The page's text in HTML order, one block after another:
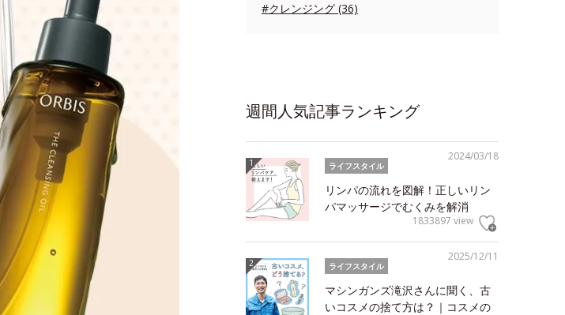
#クレンジング (36)
週間人気記事ランキング
2024/03/18
ライフスタイル
リンパの流れを図解！正しいリン
パマッサージでむくみを解消
1833897 view
2025/12/11
ライフスタイル
マシンガンズ滝沢さんに聞く、古
いコスメの捨て方は？｜コスメの